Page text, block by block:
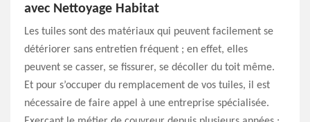
avec Nettoyage Habitat
Les tuiles sont des matériaux qui peuvent facilement se
détériorer sans entretien fréquent ; en effet, elles
peuvent se casser, se fissurer, se décoller du toit même.
Et pour s’occuper du remplacement de vos tuiles, il est
nécessaire de faire appel à une entreprise spécialisée.